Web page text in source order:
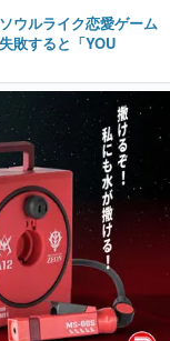
ウルライク恋愛ゲーム
敗すると「YOU